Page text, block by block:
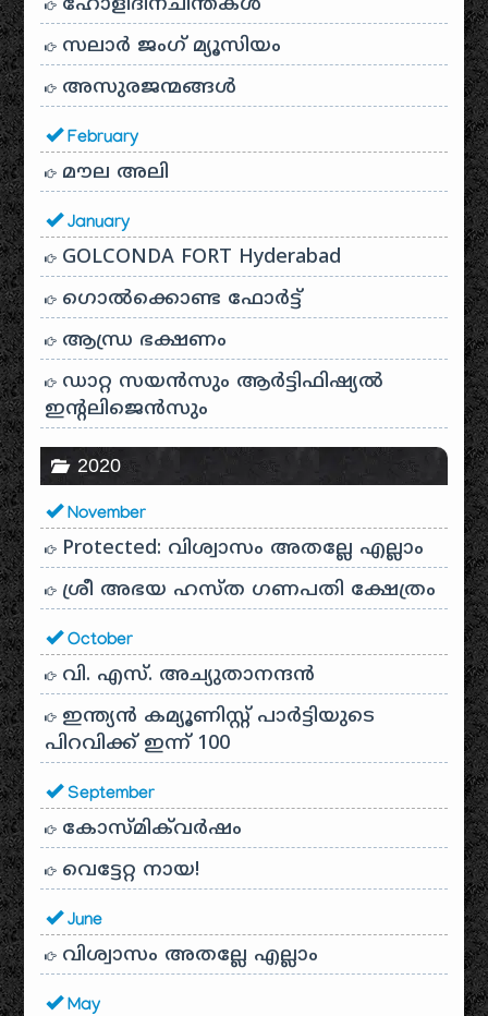
സലാർ ജംഗ് മ്യൂസിയം
അസുരജന്മങ്ങൾ
February
മൗല അലി
January
GOLCONDA FORT Hyderabad
ഗൊൽക്കൊണ്ട ഫോർട്ട്
ആന്ധ്ര ഭക്ഷണം
ഡാറ്റ സയൻസും ആർട്ടിഫിഷ്യൽ
ഇൻ്റലിജെൻസും
2020
November
Protected: വിശ്വാസം അതല്ലേ എല്ലാം
ശ്രീ അഭയ ഹസ്ത ഗണപതി ക്ഷേത്രം
October
വി. എസ്. അച്യുതാനന്ദൻ
ഇന്ത്യൻ കമ്യൂണിസ്റ്റ് പാർട്ടിയുടെ
പിറവിക്ക് ഇന്ന് 100
September
കോസ്മിക്‌വർഷം
വെട്ടേറ്റ നായ!
June
വിശ്വാസം അതല്ലേ എല്ലാം
May